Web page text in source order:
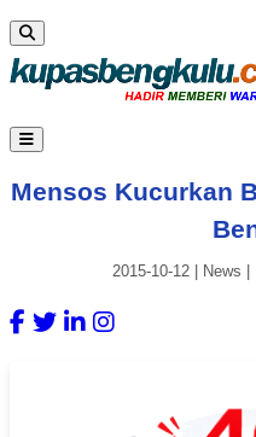
Mensos Kucurkan
2015-10-12 News